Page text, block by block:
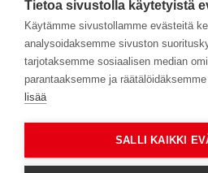
Nyfiken på senaste nytt från
Prenumerera på vårt nyhetsbrev!
Tietoa sivustolla käytetyistä
Käytämme sivustollamme evästeitä
analysoidaksemme sivuston
tarjotaksemme sosiaalisen median
parantaaksemme ja
lisää
SALLI KAIKKI